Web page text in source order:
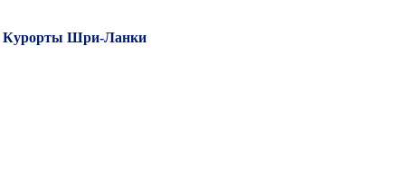
Курорты Шри-Ланки